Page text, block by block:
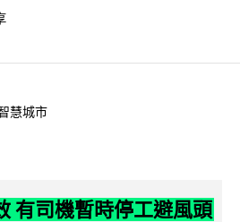
慧城市
有司機暫時停工避風頭